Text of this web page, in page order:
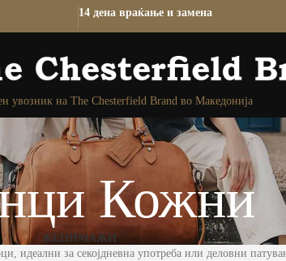
увозник на The Chesterfield Brand во Македонија
Кожни
ЖЕНИМАЖИ
идеални за секојдневна употреба или деловни
14 дена враќање и замена